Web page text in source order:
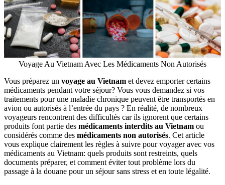
Voyage Au Vietnam Avec Les Médicaments Non Autorisés
Vous préparez un voyage au Vietnam et devez emporter certains
médicaments pendant votre séjour? Vous vous demandez si vos
traitements pour une maladie chronique peuvent être transportés en
avion ou autorisés à l’entrée du pays ? En réalité, de nombreux
voyageurs rencontrent des difficultés car ils ignorent que certains
produits font partie des médicaments interdits au Vietnam ou
considérés comme des médicaments non autorisés. Cet article
vous explique clairement les règles à suivre pour voyager avec vos
médicaments au Vietnam: quels produits sont restreints, quels
documents préparer, et comment éviter tout problème lors du
passage à la douane pour un séjour sans stress et en toute légalité.